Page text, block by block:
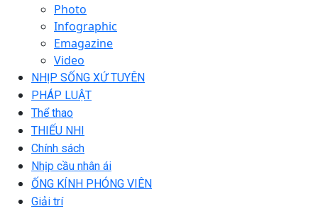
Photo
Infographic
Emagazine
Video
NHỊP SỐNG XỨ TUYÊN
PHÁP LUẬT
Thể thao
THIẾU NHI
Chính sách
Nhịp cầu nhân ái
ỐNG KÍNH PHÓNG VIÊN
Giải trí